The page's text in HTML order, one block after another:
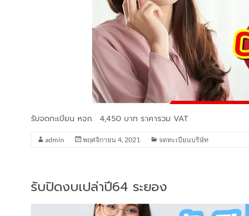
รับจดทะเบียน หจก. 4,450 บาท ราคารวม VAT
admin พฤศจิกายน 4, 2021 จดทะเบียนบริษัท
รับปิดงบเปล่าปี64 ระยอง